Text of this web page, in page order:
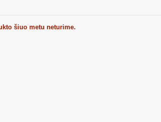
šiuo metu neturime.